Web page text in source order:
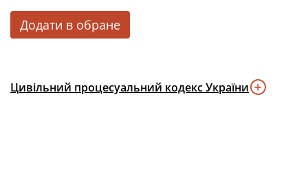
Додати в обране
Цивільний процесуальний кодекс України